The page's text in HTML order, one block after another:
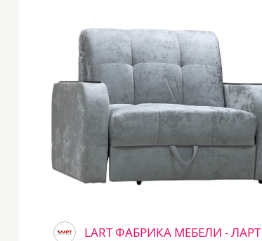
LART ФАБРИКА МЕБЕЛИ - ЛАРТ